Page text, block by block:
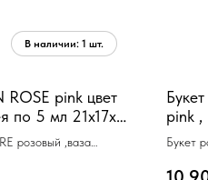
ROSE pink цвет
по 5 мл 21х17х17
розовый ,ваза
pink ,
Букет